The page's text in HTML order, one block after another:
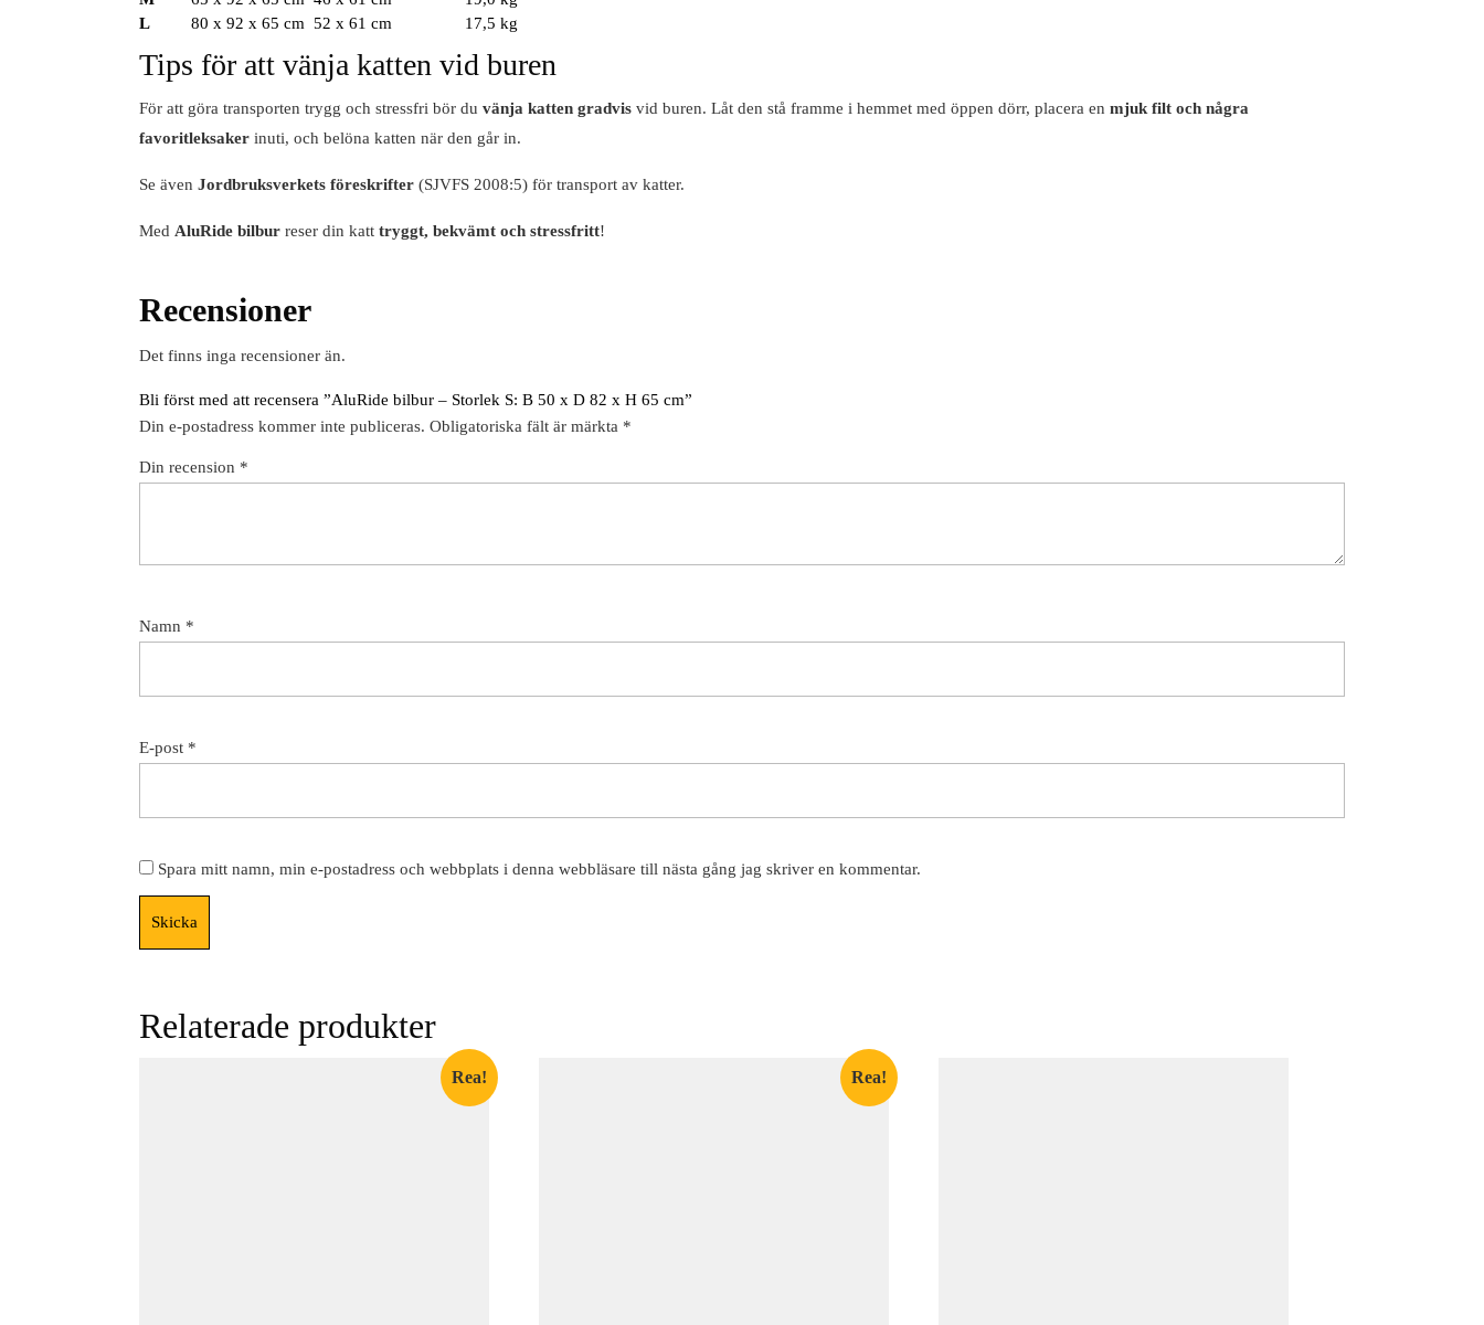
L
80 x 92 x 65 cm 52 x 61 cm 17,5 kg
Tips för att vänja katten vid buren
För att göra transporten trygg och stressfri bör du vänja katten gradvis vid buren. Låt den stå framme i hemmet med öppen dörr, placera en mjuk filt och några
favoritleksaker inuti, och belöna katten när den går in.
Se även Jordbruksverkets föreskrifter (SJVFS 2008:5) för transport av katter.
Med AluRide bilbur reser din katt tryggt, bekvämt och stressfritt!
Recensioner
Det finns inga recensioner än.
Bli först med att recensera ”AluRide bilbur – Storlek S: B 50 x D 82 x H 65 cm”
Din e-postadress kommer inte publiceras. Obligatoriska fält är märkta *
Din recension *
Namn *
E-post *
Spara mitt namn, min e-postadress och webbplats i denna webbläsare till nästa gång jag skriver en kommentar.
Relaterade produkter
Rea! Rea!